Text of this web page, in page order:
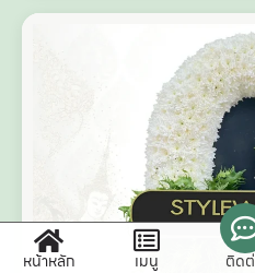
หน้าหลัก เมนู ติด